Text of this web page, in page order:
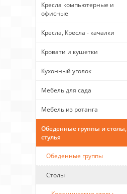
Кресла компьютерные и
офисные
Кресла, Кресла - качалки
Кровати и кушетки
Кухонный уголок
Мебель для сада
Мебель из ротанга
Обеденные группы и столы,
стулья
Обеденные группы
Столы